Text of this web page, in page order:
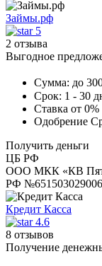
Займы.рф
5
2 отзыва
Выгодное
Сумма: до
Срок: 1 - 30
Ставка от 0%
Одобрение
Получить деньги
ЦБ РФ
ООО МКК «КВ
РФ
Кредит Касса
4.6
8 отзывов
Получение